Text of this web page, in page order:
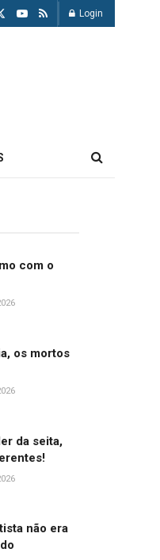
Login
com o
os mortos
da seita,
não era